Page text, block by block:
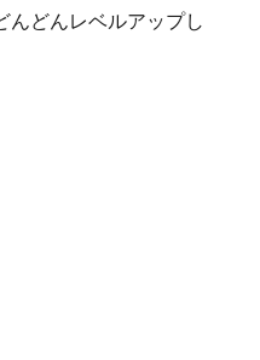
んどんレベルアップし